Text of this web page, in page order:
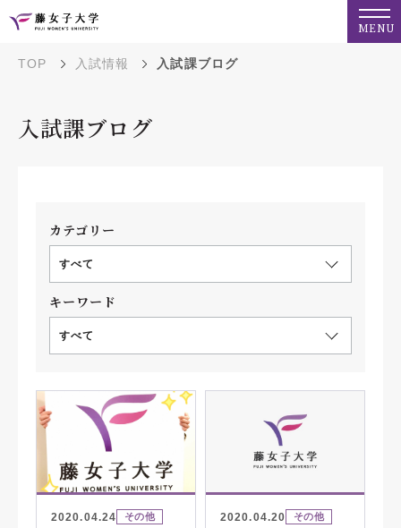
MENU
TOP 入試情報 入試課ブログ
入試課ブログ
カテゴリー
すべて
キーワード
すべて
2020.04.24 その他 2020.04.20 その他